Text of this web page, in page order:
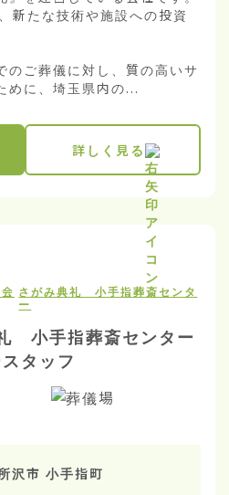
新たな技術や施設への投資
のご葬儀に対し、質の高いサ
めに、埼玉県内の...
詳しく見る
さがみ典礼 小手指葬斎センタ
ー
小手指葬斎センター
タッフ
沢市 小手指町